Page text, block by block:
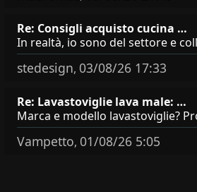
Re: Consigli acquisto cucina …
stedesign, 03/08/26 17:33
Re: Lavastoviglie lava male: …
Vampetto, 01/08/26 5:05